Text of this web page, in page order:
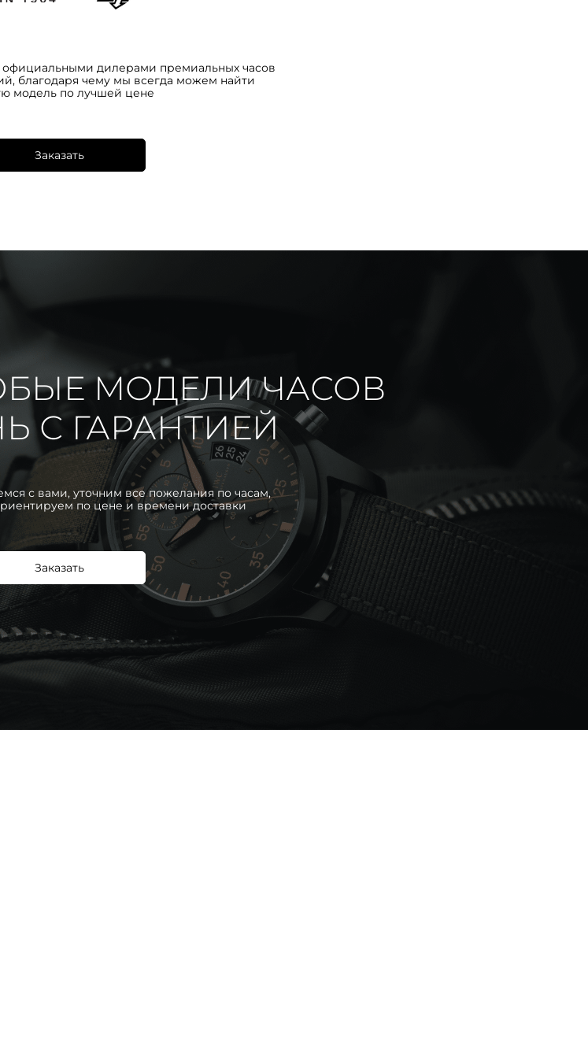
дилерами премиальных часов
благодаря чему мы всегда можем найти
модель по лучшей цене
Заказать
МОДЕЛИ ЧАСОВ
С ГАРАНТИЕЙ
с вами, уточним все пожелания по часам,
по цене и времени доставки
Заказать